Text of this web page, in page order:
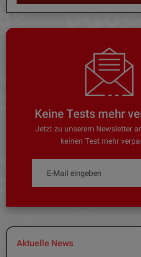
Keine Tests mehr
Jetzt zu unserem Newsletter
keinen Test mehr
Aktuelle News